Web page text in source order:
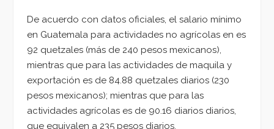
De acuerdo con datos oficiales, el salario mínimo
en Guatemala para actividades no agrícolas en es
92 quetzales (más de 240 pesos mexicanos),
mientras que para las actividades de maquila y
exportación es de 84.88 quetzales diarios (230
pesos mexicanos); mientras que para las
actividades agrícolas es de 90.16 diarios diarios,
que equivalen a 235 pesos diarios.